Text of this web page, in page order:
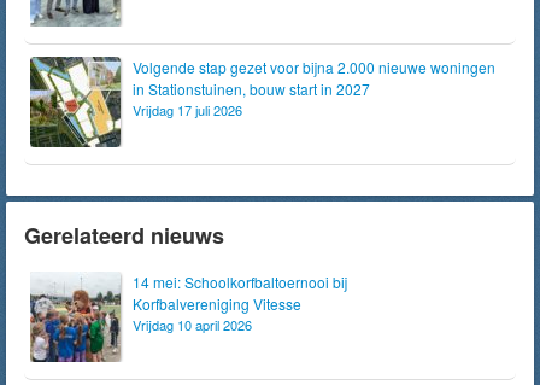
Volgende stap gezet voor bijna 2.000 nieuwe woningen
in Stationstuinen, bouw start in 2027
Vrijdag 17 juli 2026
Gerelateerd nieuws
14 mei: Schoolkorfbaltoernooi bij
Korfbalvereniging Vitesse
Vrijdag 10 april 2026